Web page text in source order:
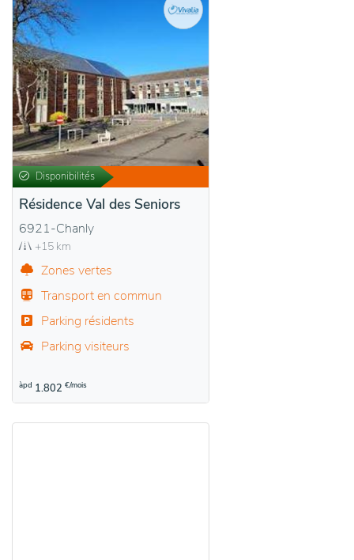
Disponibilités
Résidence Val des Seniors
6921-Chanly
+15 km
Zones vertes
Transport en commun
Parking résidents
Parking visiteurs
àpd 1.802 €/mois